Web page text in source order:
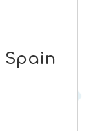
Spain